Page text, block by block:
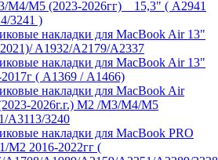
M4/M5 (2023-2026гг) _ 15,3" ( А2941
3241 )
накладки для MacBook Air 13"
A1932/A2179/A2337
накладки для MacBook Air 13"
2017г ( А1369 / А1466)
накладки для MacBook Air
2026г.г.) M2 /M3/M4/M5
A3113/3240
накладки для MacBook PRO
M2 2016-2022гг (